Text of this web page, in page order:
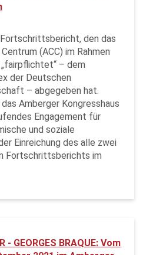
den das
(ACC) im Rahmen
– dem
der Deutschen
– abgegeben hat.
Amberger Kongresshaus
Engagement für
und soziale
Einreichung des alle zwei
Fortschrittsberichts im
- GEORGES BRAQUE: Vom